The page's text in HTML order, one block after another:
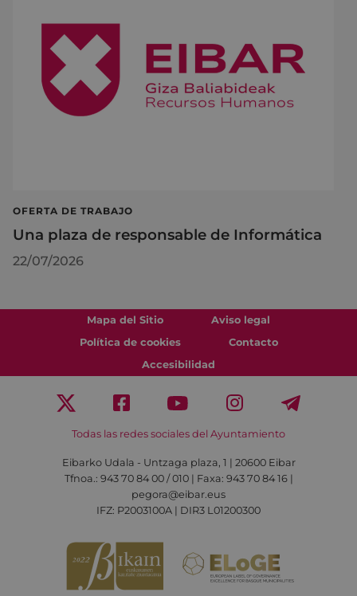
OFERTA DE TRABAJO
Una plaza de responsable de Informática
22/07/2026
Mapa del Sitio
Aviso legal
Política de cookies
Contacto
Accesibilidad
Todas las redes sociales del Ayuntamiento
Eibarko Udala - Untzaga plaza, 1 | 20600 Eibar
Tfnoa.: 943 70 84 00 / 010 | Faxa: 943 70 84 16 |
pegora@eibar.eus
IFZ: P2003100A | DIR3 L01200300